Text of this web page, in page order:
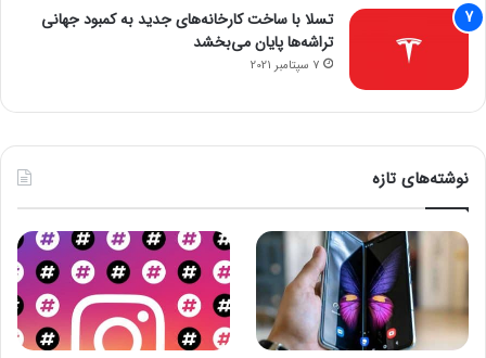
تسلا با ساخت کارخانه‌های جدید به کمبود جهانی
تراشه‌ها پایان می‌بخشد
7 سپتامبر 2021
نوشته‌های تازه